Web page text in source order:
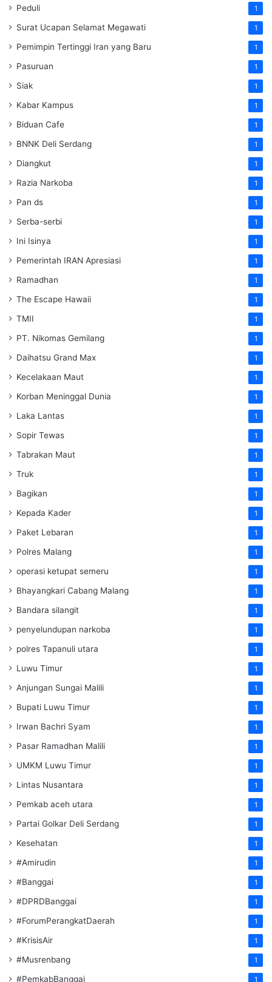
Peduli 1
Surat Ucapan Selamat Megawati 1
Pemimpin Tertinggi Iran yang Baru 1
Pasuruan 1
Siak 1
Kabar Kampus 1
Biduan Cafe 1
BNNK Deli Serdang 1
Diangkut 1
Razia Narkoba 1
Pan ds 1
Serba-serbi 1
Ini Isinya 1
Pemerintah IRAN Apresiasi 1
Ramadhan 1
The Escape Hawaii 1
TMII 1
PT. Nikomas Gemilang 1
Daihatsu Grand Max 1
Kecelakaan Maut 1
Korban Meninggal Dunia 1
Laka Lantas 1
Sopir Tewas 1
Tabrakan Maut 1
Truk 1
Bagikan 1
Kepada Kader 1
Paket Lebaran 1
Polres Malang 1
operasi ketupat semeru 1
Bhayangkari Cabang Malang 1
Bandara silangit 1
penyelundupan narkoba 1
polres Tapanuli utara 1
Luwu Timur 1
Anjungan Sungai Malili 1
Bupati Luwu Timur 1
Irwan Bachri Syam 1
Pasar Ramadhan Malili 1
UMKM Luwu Timur 1
Lintas Nusantara 1
Pemkab aceh utara 1
Partai Golkar Deli Serdang 1
Kesehatan 1
#Amirudin 1
#Banggai 1
#DPRDBanggai 1
#ForumPerangkatDaerah 1
#KrisisAir 1
#Musrenbang 1
#PemkabBanggai 1